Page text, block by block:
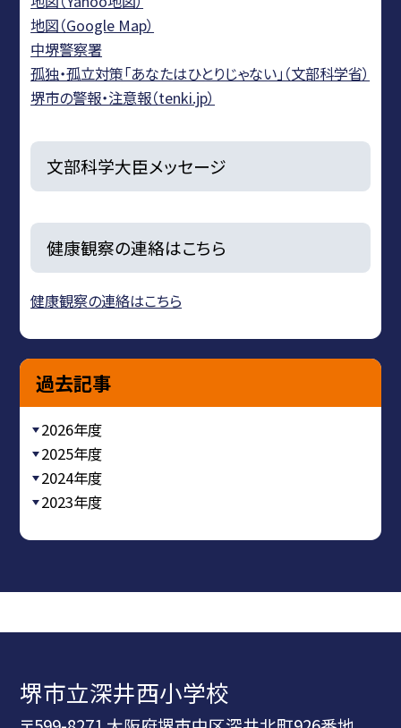
地図（Google Map）
中堺警察署
孤独・孤立対策「あなたはひとりじゃない」（文部科学省）
堺市の警報・注意報（tenki.jp）
文部科学大臣メッセージ
健康観察の連絡はこちら
健康観察の連絡はこちら
過去記事
2026年度
2025年度
2024年度
2023年度
堺市立深井西小学校